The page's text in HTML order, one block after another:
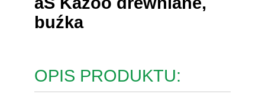
buźka
OPIS PRODUKTU: